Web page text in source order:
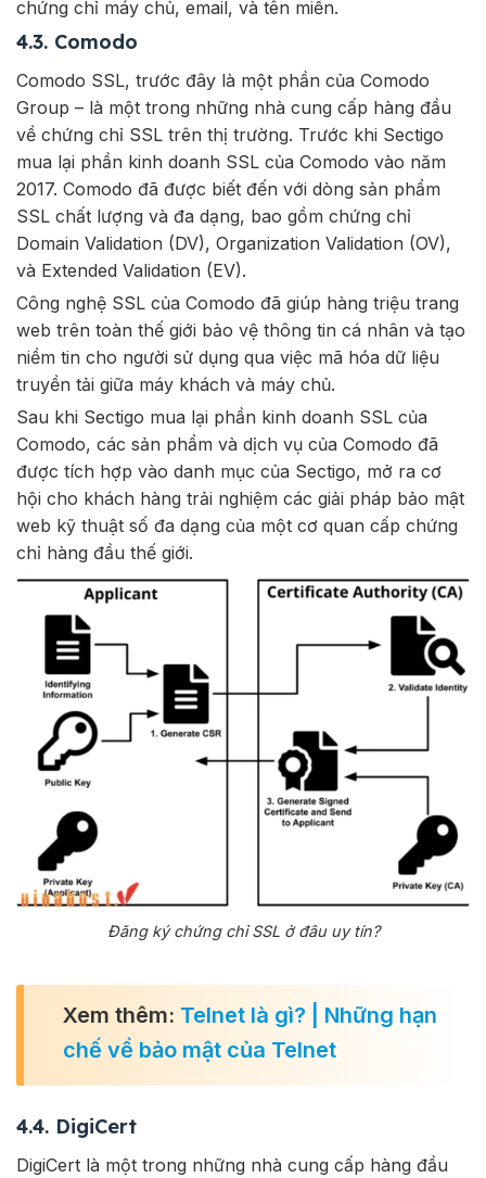
chứng chỉ máy chủ, email, và tên miền.
4.3. Comodo
Comodo SSL, trước đây là một phần của Comodo
Group – là một trong những nhà cung cấp hàng đầu
về chứng chỉ SSL trên thị trường. Trước khi Sectigo
mua lại phần kinh doanh SSL của Comodo vào năm
2017. Comodo đã được biết đến với dòng sản phẩm
SSL chất lượng và đa dạng, bao gồm chứng chỉ
Domain Validation (DV), Organization Validation (OV),
và Extended Validation (EV).
Công nghệ SSL của Comodo đã giúp hàng triệu trang
web trên toàn thế giới bảo vệ thông tin cá nhân và tạo
niềm tin cho người sử dụng qua việc mã hóa dữ liệu
truyền tải giữa máy khách và máy chủ.
Sau khi Sectigo mua lại phần kinh doanh SSL của
Comodo, các sản phẩm và dịch vụ của Comodo đã
được tích hợp vào danh mục của Sectigo, mở ra cơ
hội cho khách hàng trải nghiệm các giải pháp bảo mật
web kỹ thuật số đa dạng của một cơ quan cấp chứng
chỉ hàng đầu thế giới.
Đăng ký chứng chỉ SSL ở đâu uy tín?
Xem thêm: Telnet là gì? | Những hạn
chế về bảo mật của Telnet
4.4. DigiCert
DigiCert là một trong những nhà cung cấp hàng đầu